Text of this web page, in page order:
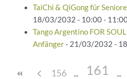
TaiChi & QiGong für
18/03/2032 - 10:00 -
Tango Argentino FOR
Anfänger- 21/03/2032 -
156 161